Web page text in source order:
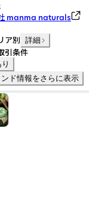
manma naturals
ア別 詳細
引条件
ンド情報をさらに表示